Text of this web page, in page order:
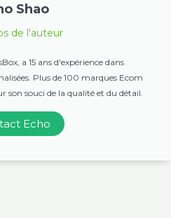
Shao
de l'auteur
a 15 ans d'expérience dans
Plus de 100 marques Ecom
son souci de la qualité et du détail.
Echo